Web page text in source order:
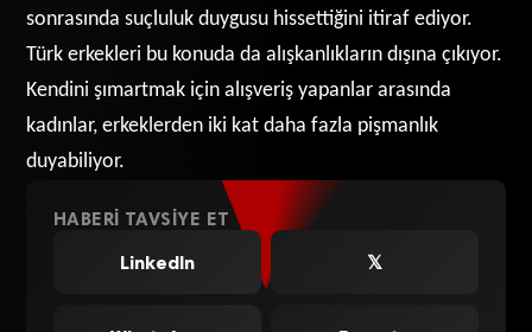
sonrasında suçluluk duygusu hissettiğini itiraf ediyor.
Türk erkekleri bu konuda da alışkanlıkların dışına çıkıyor.
Kendini şımartmak için alışveriş yapanlar arasında
kadınlar, erkeklerden iki kat daha fazla pişmanlık
duyabiliyor.
HABERI TAVSIYE ET
LinkedIn
𝕏